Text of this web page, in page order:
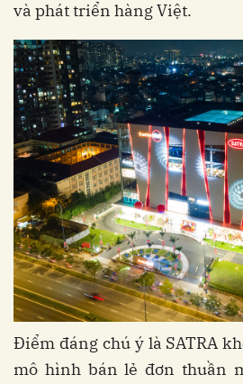
và phát triển hàng Việt.
Điểm đáng chú ý là SATRA
mô hình bán lẻ đơn thuần